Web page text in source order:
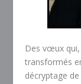
Des vœux
transformés
décryptage